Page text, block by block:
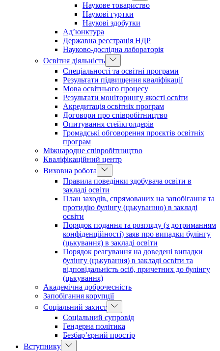
Наукове товариство
Наукові гуртки
Наукові здобутки
Ад’юнктура
Державна реєстрація НДР
Науково-дослідна лабораторія
Освітня діяльність
Спеціальності та освітні програми
Результати підвищення кваліфікації
Мова освітнього процесу
Результати моніторингу якості освіти
Акредитація освітніх програм
Договори про співробітництво
Опитування стейкголдерів
Громадські обговорення проєктів освітніх
програм
Міжнародне співробітництво
Кваліфікаційний центр
Виховна робота
Правила поведінки здобувача освіти в
закладі освіти
План заходів, спрямованих на запобігання та
протидію булінгу (цькуванню) в закладі
освіти
Порядок подання та розгляду (з дотриманням
конфіденційності) заяв про випадки булінгу
(цькування) в закладі освіти
Порядок реагування на доведені випадки
булінгу (цькування) в закладі освіти та
відповідальність осіб, причетних до булінгу
(цькування)
Академічна доброчесність
Запобігання корупції
Соціальний захист
Соціальний супровід
Гендерна політика
Безбар’єрний простір
Вступнику